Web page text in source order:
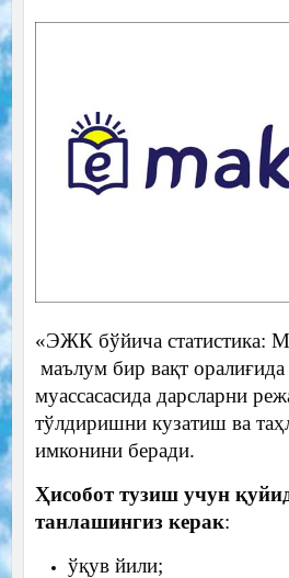
«ЭЖК бўйича статистика:
маълум бир вақт
муассасасида дарсларни
тўлдиришни кузатиш ва
имконини беради.
Ҳисобот тузиш учун
танлашингиз керак:
ўқув йили;